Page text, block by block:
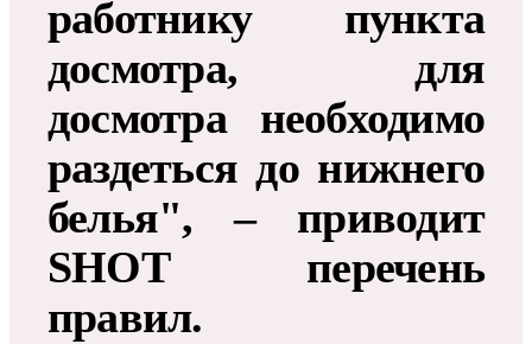
работнику пункта
досмотра, для
досмотра необходимо
раздеться до нижнего
белья", – приводит
SHOT перечень
правил.